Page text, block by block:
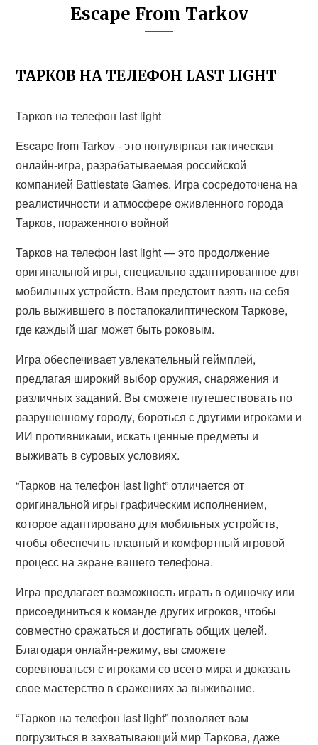
Escape From Tarkov
ТАРКОВ НА ТЕЛЕФОН LAST LIGHT
Тарков на телефон last light
Escape from Tarkov - это популярная тактическая
онлайн-игра, разрабатываемая российской
компанией Battlestate Games. Игра сосредоточена на
реалистичности и атмосфере оживленного города
Тарков, пораженного войной
Тарков на телефон last light — это продолжение
оригинальной игры, специально адаптированное для
мобильных устройств. Вам предстоит взять на себя
роль выжившего в постапокалиптическом Таркове,
где каждый шаг может быть роковым.
Игра обеспечивает увлекательный геймплей,
предлагая широкий выбор оружия, снаряжения и
различных заданий. Вы сможете путешествовать по
разрушенному городу, бороться с другими игроками и
ИИ противниками, искать ценные предметы и
выживать в суровых условиях.
“Тарков на телефон last light” отличается от
оригинальной игры графическим исполнением,
которое адаптировано для мобильных устройств,
чтобы обеспечить плавный и комфортный игровой
процесс на экране вашего телефона.
Игра предлагает возможность играть в одиночку или
присоединиться к команде других игроков, чтобы
совместно сражаться и достигать общих целей.
Благодаря онлайн-режиму, вы сможете
соревноваться с игроками со всего мира и доказать
свое мастерство в сражениях за выживание.
“Тарков на телефон last light” позволяет вам
погрузиться в захватывающий мир Таркова, даже